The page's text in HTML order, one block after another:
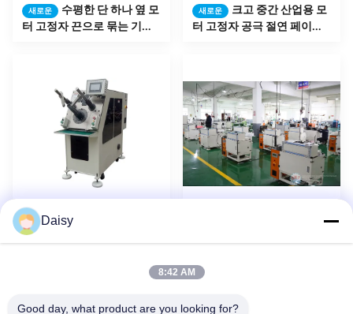
새로운
수평한 단 하나 옆 모
터 고정자 끈으로 묶는 기계
새로운
크고 중간 산업용 모
터 고정자 공극 절연 페이퍼
새로운
자동 압축기 모터 고
정자 생산 일관 작업 코일 감
제 서류상 삽입 기계 OEM 조
Daisy
8:42 AM
Good day, what product are you looking for?